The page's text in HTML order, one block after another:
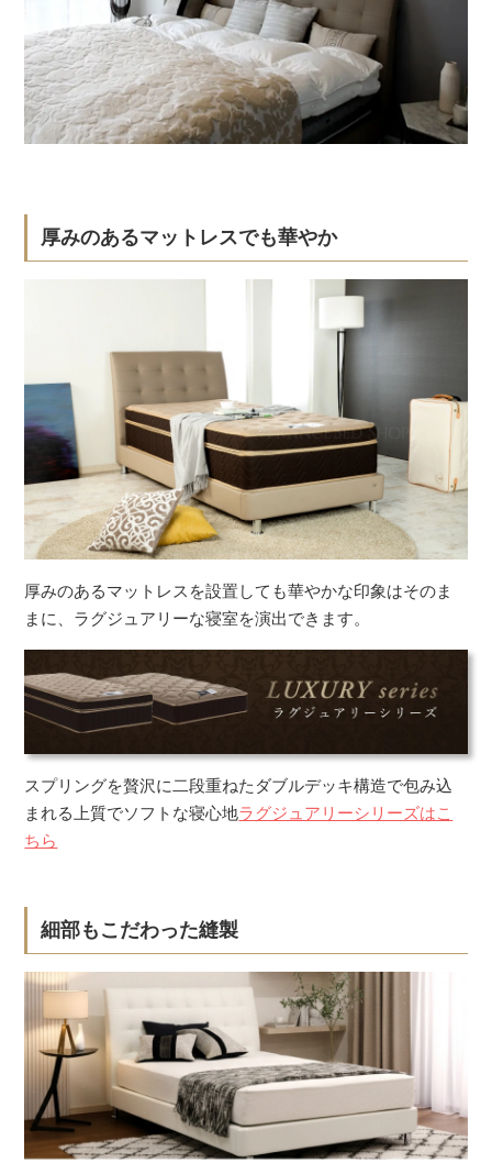
厚みのあるマットレスでも華やか
厚みのあるマットレスを設置しても華やかな印象はそのま
まに、ラグジュアリーな寝室を演出できます。
スプリングを贅沢に二段重ねたダブルデッキ構造で包み込
まれる上質でソフトな寝心地ラグジュアリーシリーズはこ
ちら
細部もこだわった縫製